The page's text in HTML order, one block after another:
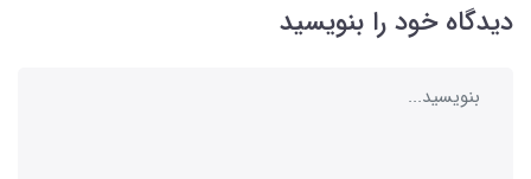
دیدگاه خود را بنویسید